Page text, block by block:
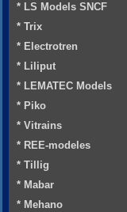
* LS Models SNCF
* Trix
* Electrotren
* Liliput
* LEMATEC Models
* Piko
* Vitrains
* REE-modeles
* Tillig
* Mabar
* Mehano